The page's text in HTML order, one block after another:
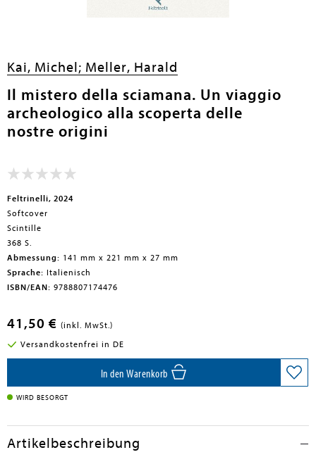
Kai, Michel; Meller, Harald
Il mistero della sciamana. Un viaggio
archeologico alla scoperta delle
nostre origini
Feltrinelli, 2024
Softcover
Scintille
368 S.
Abmessung: 141 mm x 221 mm x 27 mm
Sprache: Italienisch
ISBN/EAN: 9788807174476
41,50 € (inkl. MwSt.)
Versandkostenfrei in DE
In den Warenkorb
WIRD BESORGT
Artikelbeschreibung